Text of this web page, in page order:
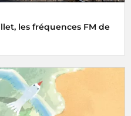
les fréquences FM de